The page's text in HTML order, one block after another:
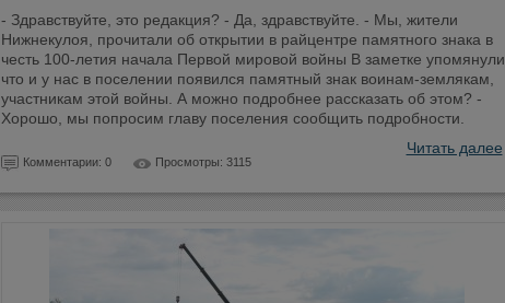
- Здравствуйте, это редакция? - Да, здравствуйте. - Мы, жители
Нижнекулоя, прочитали об открытии в райцентре памятного знака в
честь 100-летия начала Первой мировой войны В заметке упомянули,
что и у нас в поселении появился памятный знак воинам-землякам,
участникам этой войны. А можно подробнее рассказать об этом? -
Хорошо, мы попросим главу поселения сообщить подробности.
Читать далее
Комментарии: 0 Просмотры: 3115